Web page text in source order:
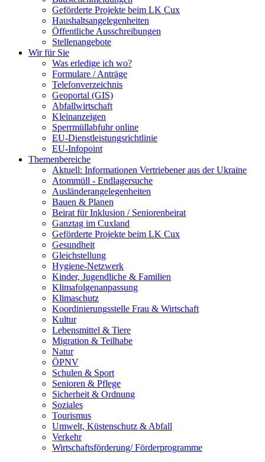
Geförderte Projekte beim LK Cux
Haushaltsangelegenheiten
Öffentliche Ausschreibungen
Stellenangebote
Wir für Sie
Was erledige ich wo?
Formulare / Anträge
Telefonverzeichnis
Geoportal (GIS)
Abfallwirtschaft
Kleinanzeigen
Sperrmüllabfuhr online
EU-Dienstleistungsrichtlinie
EU-Infopoint
Themenbereiche
Aktuell: Informationen Vertriebener aus der Ukraine
Atommüll - Endlagersuche
Ausländerangelegenheiten
Bauen & Planen
Beirat für Inklusion / Seniorenbeirat
Ganztag im Cuxland
Geförderte Projekte beim LK Cux
Gesundheit
Gleichstellung
Hygiene-Netzwerk
Kinder, Jugendliche & Familien
Klimafolgenanpassung
Klimaschutz
Koordinierungsstelle Frau & Wirtschaft
Kultur
Lebensmittel & Tiere
Migration & Teilhabe
Natur
ÖPNV
Schulen & Sport
Senioren & Pflege
Sicherheit & Ordnung
Soziales
Tourismus
Umwelt, Küstenschutz & Abfall
Verkehr
Wirtschaftsförderung/ Förderprogramme